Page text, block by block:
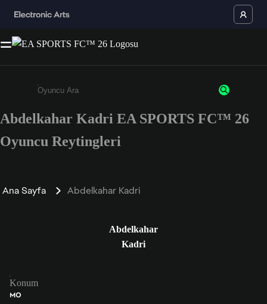
Enter a minimum of 3 characters or numbers
Abdelkahar Kadri EA SPORTS FC™ 26
Oyuncu Reytingleri
Ana Sayfa Abdelkahar Kadri
Abdelkahar
Kadri
Konum
MO